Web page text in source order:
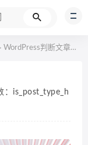
WordPress判断文章类型是否支持层级函数：is_post_type_hierarchical
：is_post_type_h